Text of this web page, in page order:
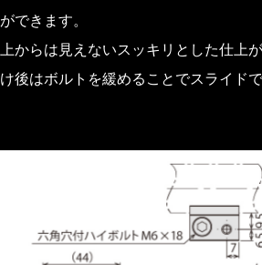
できます。
からは見えないスッキリとした仕上
後はボルトを緩めることでスライド